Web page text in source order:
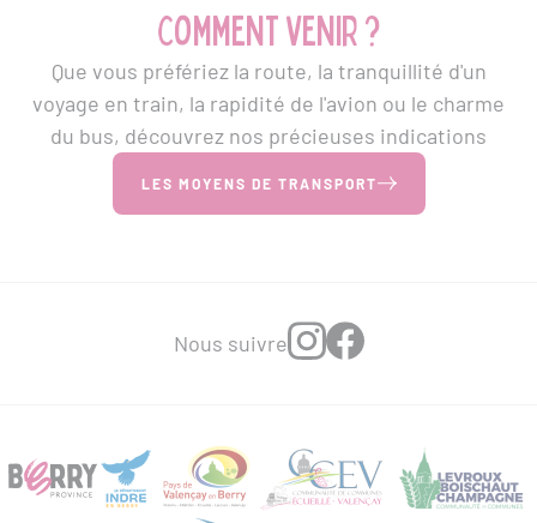
Comment venir ?
Que vous préfériez la route, la tranquillité d'un
voyage en train, la rapidité de l'avion ou le charme
du bus, découvrez nos précieuses indications
LES MOYENS DE TRANSPORT
Nous suivre